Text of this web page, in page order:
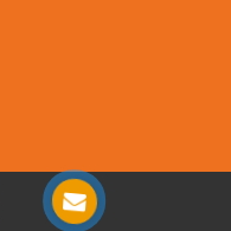
reserved | Design by